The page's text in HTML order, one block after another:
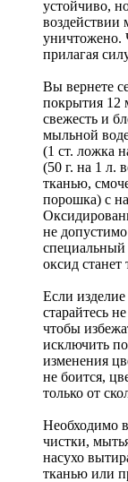
устойчиво,
воздействии
уничтожено.
прилагая
Вы вернете
покрытия 12
свежесть и
мыльной
(1 ст. ложка
(50 г. на 1 л.
тканью,
порошка) с
не
специальный
оксид
Если
старайтесь
чтобы
исключить
изменения
не боится,
только от
Необходимо
чистки,
насухо
тканью или